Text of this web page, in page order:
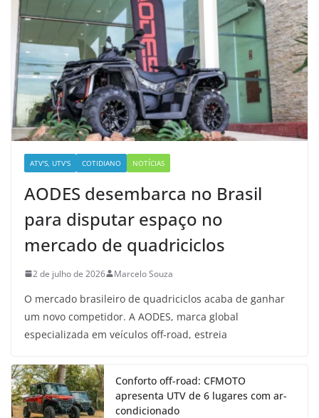
ATV'S, UTV'S COTIDIANO NOTÍCIAS
AODES desembarca no Brasil
para disputar espaço no
mercado de quadriciclos
2 de julho de 2026 Marcelo Souza
O mercado brasileiro de quadriciclos acaba de ganhar
um novo competidor. A AODES, marca global
especializada em veículos off-road, estreia
Conforto off-road: CFMOTO
apresenta UTV de 6 lugares com ar-
condicionado